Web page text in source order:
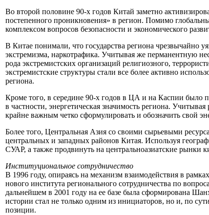
Во второй половине 90-х годов Китай заметно
постепенного проникновения» в регион. Помимо
комплексом вопросов безопасности и экономического
В Китае понимали, что государства региона чрезвычайно
экстремизма, наркотрафика. Учитывая же перманентную
рода экстремистских организаций религиозного,
экстремистские структуры стали все более активно
региона.
Кроме того, в середине 90-х годов в ЦА и на Каспии было
в частности, энергетическая значимость региона.
крайне важным четко сформулировать и обозначить свой
Более того, Центральная Азия со своими сырьевыми
центральных и западных районов Китая. Используя
СУАР, а также продвинуть на центральноазиатские рынки
Институциональное сотрудничество
В 1996 году, опираясь на механизм взаимодействия в
нового института регионального сотрудничества по
дальнейшем в 2001 году на ее базе была сформирована
истории стал не только одним из инициаторов, но и, по
позиции.